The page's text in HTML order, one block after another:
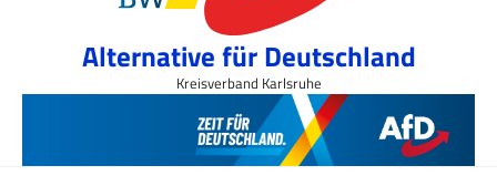
Alternative für Deutschland
Kreisverband Karlsruhe